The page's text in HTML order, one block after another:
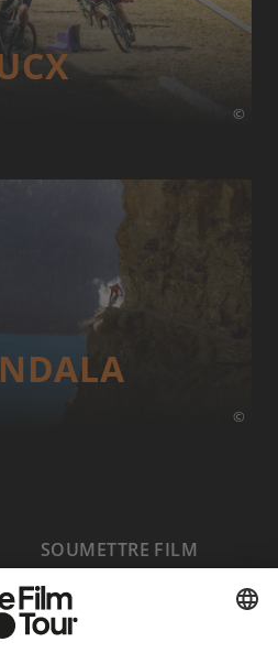
©
©
SOUMETTRE FILM
FAQ
MEDIA HUB